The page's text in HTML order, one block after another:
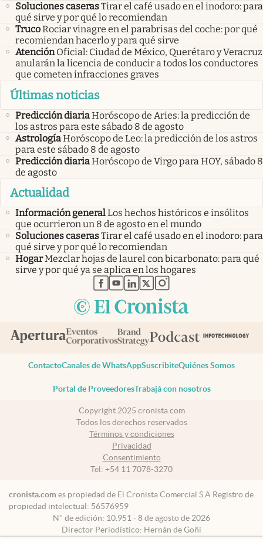
Soluciones caserasTirar el café usado en el inodoro: para
qué sirve y por qué lo recomiendan
TrucoRociar vinagre en el parabrisas del coche: por qué
recomiendan hacerlo y para qué sirve
Atención Oficial: Ciudad de México, Querétaro y Veracruz
anularán la licencia de conducir a todos los conductores
que cometen infracciones graves
Últimas noticias
Predicción diariaHoróscopo de Aries: la predicción de
los astros para este sábado 8 de agosto
AstrologíaHoróscopo de Leo: la predicción de los astros
para este sábado 8 de agosto
Predicción diariaHoróscopo de Virgo para HOY, sábado 8
de agosto
Actualidad
Información generalLos hechos históricos e insólitos
que ocurrieron un 8 de agosto en el mundo
Soluciones caserasTirar el café usado en el inodoro: para
qué sirve y por qué lo recomiendan
HogarMezclar hojas de laurel con bicarbonato: para qué
sirve y por qué ya se aplica en los hogares
abre en nueva pestaña
abre en nueva pestaña
abre en nueva pestaña
abre en nueva pestaña
abre en nueva pestaña
ContactoCanales de WhatsAppSuscribiteQuiénes Somos
Portal de ProveedoresTrabajá con nosotros
Copyright 2025 cronista.com
Todos los derechos reservados
Términos y condiciones
Privacidad
Consentimiento
Tel: +54 11 7078-3270
cronista.com es propiedad de El Cronista Comercial S.A Registro de
propiedad intelectual: 56576959
N° de edición: 10.951 - 8 de agosto de 2026
Director Periodístico: Hernán de Goñi